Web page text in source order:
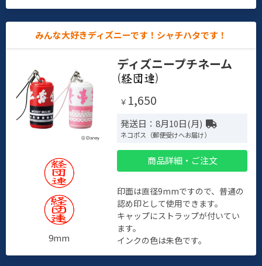
みんな大好きディズニーです！シャチハタです！
9mm
ディズニープチネーム
( )
￥ 1,650
発送日：8月10日(月)
ネコポス（郵便受けへお届け）
商品詳細・ご注文
印面は直径9mmですので、普通の
認め印として使用できます。
キャップにストラップが付いてい
ます。
インクの色は朱色です。